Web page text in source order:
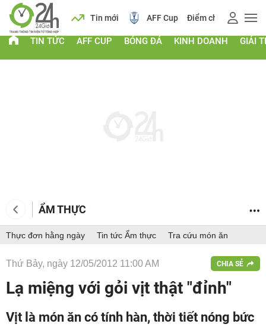
Lịch Tin mới AFF Cup Điểm chuẩn 2026
TIN TỨC AFF CUP BÓNG ĐÁ KINH DOANH GIẢI
ẨM THỰC
Thực đơn hằng ngày Tin tức Ẩm thực Tra cứu món ăn
Thứ Bảy, ngày 12/05/2012 11:00 AM CHIA SẺ
Lạ miệng với gỏi vịt thật "đỉnh"
Vịt là món ăn có tính hàn, thời tiết nóng bức